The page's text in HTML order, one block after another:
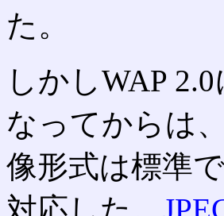
た。
しかしWAP
なってからは
像形式は標準